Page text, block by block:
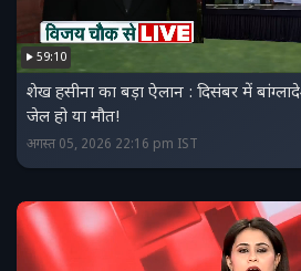
59:10
शेख हसीना का बड़ा ऐलान : दिसंबर में
जेल हो या मौत!
अगस्त 05, 2026 22:16 pm IST